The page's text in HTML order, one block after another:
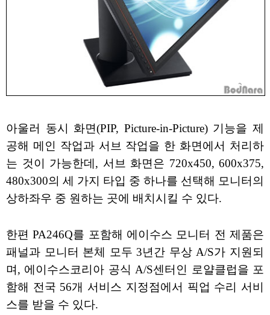
아울러 동시 화면(PIP, Picture-in-Picture) 기능을 제
공해 메인 작업과 서브 작업을 한 화면에서 처리하
는 것이 가능한데, 서브 화면은 720x450, 600x375,
480x300의 세 가지 타입 중 하나를 선택해 모니터의
상하좌우 중 원하는 곳에 배치시킬 수 있다.
한편 PA246Q를 포함해 에이수스 모니터 전 제품은
패널과 모니터 본체 모두 3년간 무상 A/S가 지원되
며, 에이수스코리아 공식 A/S센터인 로얄클럽을 포
함해 전국 56개 서비스 지정점에서 픽업 수리 서비
스를 받을 수 있다.